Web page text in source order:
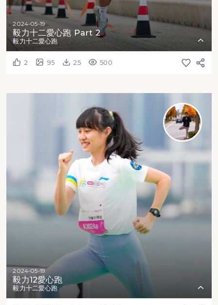
2024-05-19
毅力十二愛心跑 Part 2
毅力十二愛心跑
2 95 25 500
2024-05-19
毅力12愛心跑
毅力十二愛心跑